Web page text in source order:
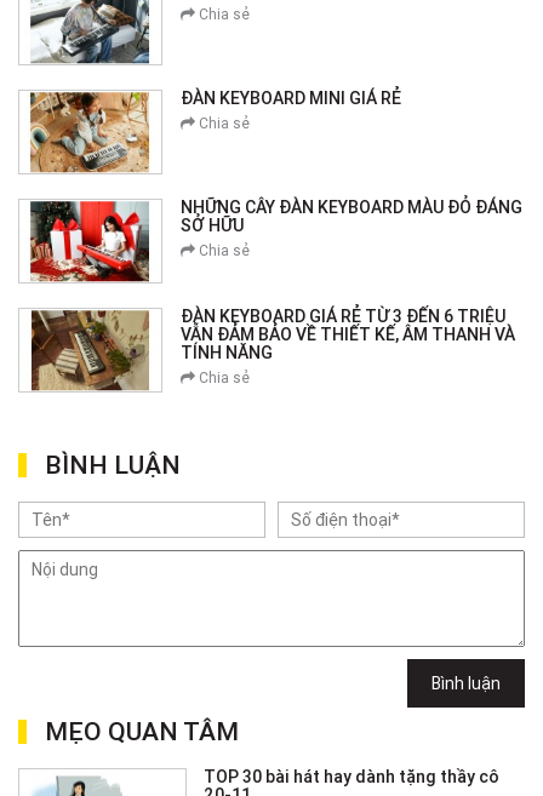
Chia sẻ
ĐÀN KEYBOARD MINI GIÁ RẺ
Chia sẻ
NHỮNG CÂY ĐÀN KEYBOARD MÀU ĐỎ ĐÁNG
SỞ HỮU
Chia sẻ
ĐÀN KEYBOARD GIÁ RẺ TỪ 3 ĐẾN 6 TRIỆU
VẪN ĐẢM BẢO VỀ THIẾT KẾ, ÂM THANH VÀ
TÍNH NĂNG
Chia sẻ
BÌNH LUẬN
Bình luận
MẸO QUAN TÂM
TOP 30 bài hát hay dành tặng thầy cô